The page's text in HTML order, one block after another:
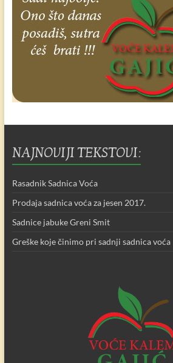
NAJNOVIJI TEKSTOVI:
Rasadnik Sadnica Voća
Prodaja sadnica voća za jesen 2017.
Sadnice jabuke Greni Smit
Greške koje činimo pri sadnji sadnica voća